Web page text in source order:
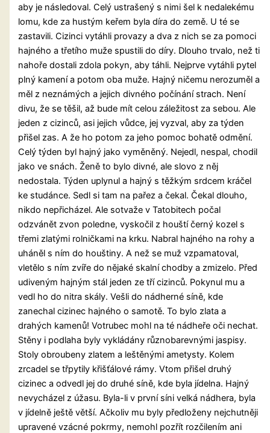
aby je následoval. Celý ustrašený s nimi šel k nedalekému
lomu, kde za hustým keřem byla díra do země. U té se
zastavili. Cizinci vytáhli provazy a dva z nich se za pomoci
hajného atřetího muže spustili do díry. Dlouho trvalo, než ti
nahoře dostali zdola pokyn, aby táhli. Nejprve vytáhli pytel
plný kamení a potom oba muže. Hajný ničemu nerozuměl a
měl z neznámých a jejich divného počínání strach. Není
divu, že se těšil, až bude mít celou záležitost za sebou. Ale
jeden z cizinců, asi jejich vůdce, jej vyzval, aby za týden
přišel zas. A že ho potom za jeho pomoc bohatě odmění.
Celý týden byl hajný jako vyměněný. Nejedl, nespal, chodil
jako ve snách. Ženě to bylo divné, ale slovo z něj
nedostala. Týden uplynul a hajný s těžkým srdcem kráčel
ke studánce. Sedl si tam na pařez a čekal. Čekal dlouho,
nikdo nepřicházel. Ale sotvaže v Tatobitech počal
odzvánět zvon poledne, vyskočil z houští černý kozel s
třemi zlatými rolničkami na krku. Nabral hajného na rohy a
uháněl s ním do houštiny. A než se muž vzpamatoval,
vletělo s ním zvíře do nějaké skalní chodby a zmizelo. Před
udiveným hajným stál jeden ze tří cizinců. Pokynul mu a
vedl ho do nitra skály. Vešli do nádherné síně, kde
zanechal cizinec hajného o samotě. To bylo zlata a
drahých kamenů! Votrubec mohl na té nádheře oči nechat.
Stěny i podlaha byly vykládány různobarevnými jaspisy.
Stoly obroubeny zlatem a leštěnými ametysty. Kolem
zrcadel se třpytily křišťálové rámy. Vtom přišel druhý
cizinec a odvedl jej do druhé síně, kde byla jídelna. Hajný
nevycházel z úžasu. Byla-li v první síni velká nádhera, byla
v jídelně ještě větší. Ačkoliv mu byly předloženy nejchutněji
upravené vzácné pokrmy, nemohl pozřít rozčilením ani